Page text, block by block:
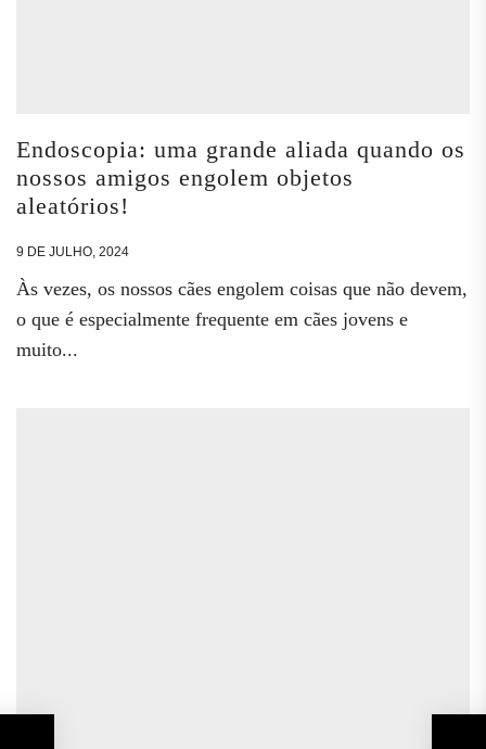
Endoscopia: uma grande aliada quando os
nossos amigos engolem objetos
aleatórios!
9 DE JULHO, 2024
Às vezes, os nossos cães engolem coisas que não devem,
o que é especialmente frequente em cães jovens e
muito...